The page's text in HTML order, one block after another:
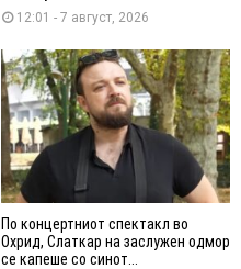
12:01 - 7 август, 2026
По концертниот спектакл во
Охрид, Слаткар на заслужен одмор
се капеше со синот...